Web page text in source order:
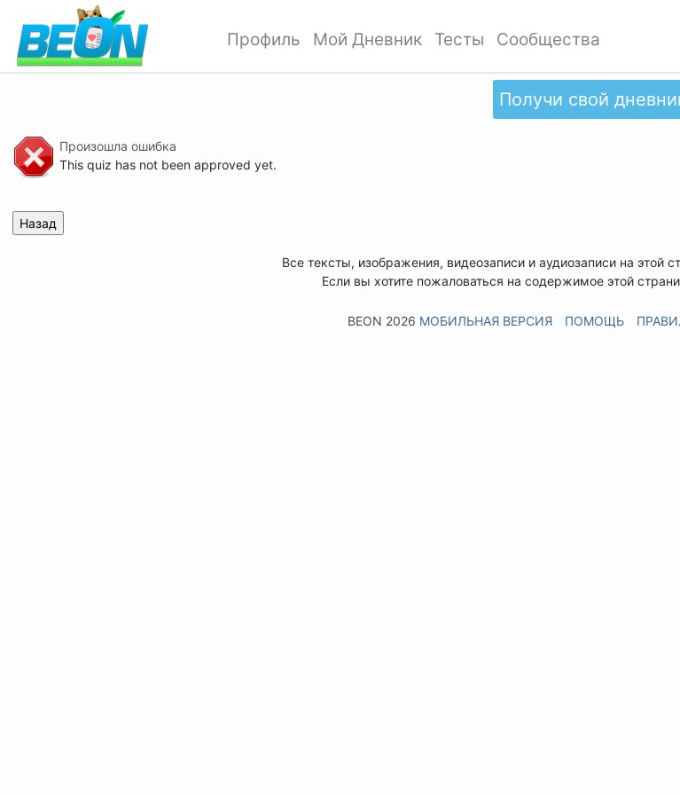
Профиль Мой Дневник Тесты Сообщества
Получи свой
Произошла ошибка
This quiz has not been approved yet.
Все тексты, изображения, видеозаписи и аудиозаписи на этой
Если вы хотите пожаловаться на содержимое этой
BEON 2026 МОБИЛЬНАЯ ВЕРСИЯ ПОМОЩЬ